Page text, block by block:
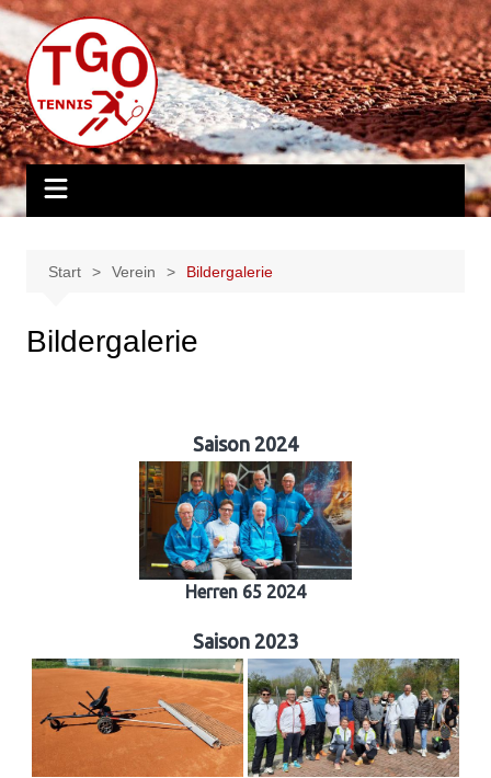
Zum
Inhalt
springen
Start Verein Bildergalerie
Bildergalerie
Saison 2024
Herren 65 2024
Saison 2023